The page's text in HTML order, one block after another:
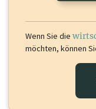
Wenn Sie die
möchten, können